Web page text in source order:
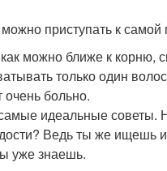
приступать к
можно ближе к корню,
только один
очень больно.
идеальные советы.
Ведь ты же ищешь
уже знаешь.